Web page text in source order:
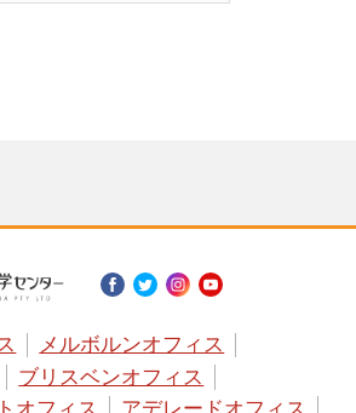
メルボルンオフィス
ブリスベンオフィス